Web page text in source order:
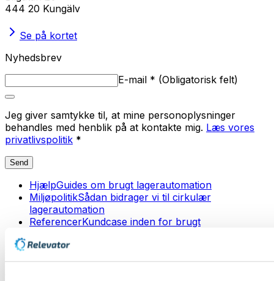
444 20 Kungälv
Se på kortet
Nyhedsbrev
E-mail * (Obligatorisk felt)
Jeg giver samtykke til, at mine personoplysninger
behandles med henblik på at kontakte mig. Læs vores
privatlivspolitik *
Send
HjælpGuides om brugt lagerautomation
MiljøpolitikSådan bidrager vi til cirkulær
lagerautomation
ReferencerKundcase inden for brugt
Kapacitetscheck
lagerautomat